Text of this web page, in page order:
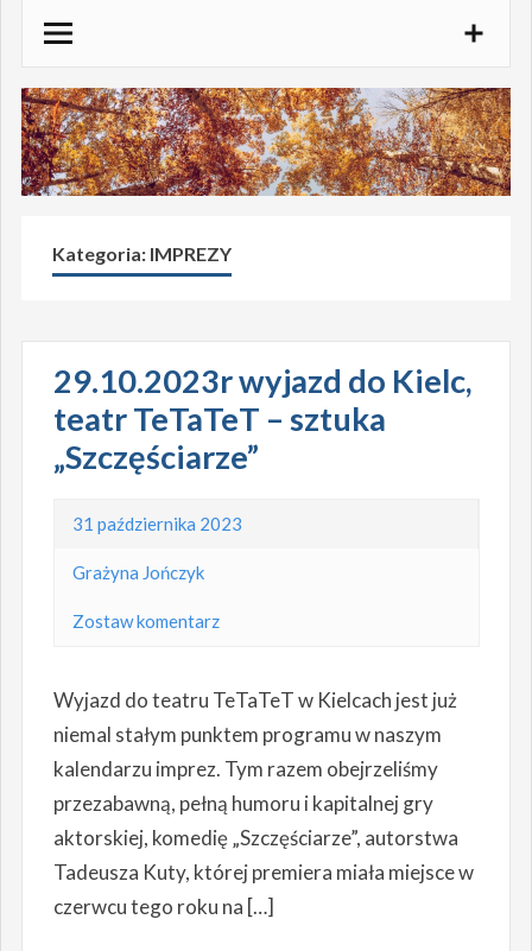
treści
Kategoria: IMPREZY
29.10.2023r wyjazd do Kielc,
teatr TeTaTeT – sztuka
„Szczęściarze”
31 października 2023
Grażyna Jończyk
Zostaw komentarz
Wyjazd do teatru TeTaTeT w Kielcach jest już
niemal stałym punktem programu w naszym
kalendarzu imprez. Tym razem obejrzeliśmy
przezabawną, pełną humoru i kapitalnej gry
aktorskiej, komedię „Szczęściarze”, autorstwa
Tadeusza Kuty, której premiera miała miejsce w
czerwcu tego roku na […]